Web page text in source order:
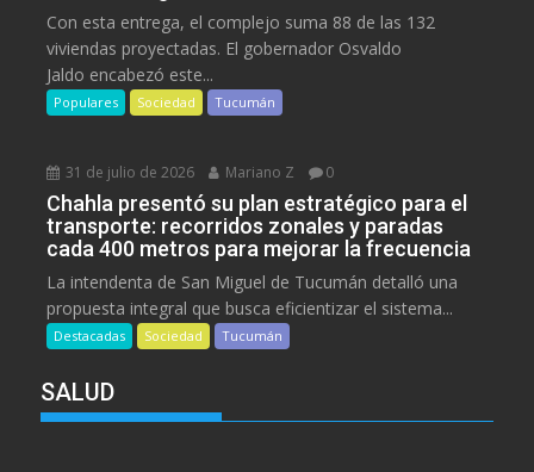
Con esta entrega, el complejo suma 88 de las 132
viviendas proyectadas. El gobernador Osvaldo
Jaldo encabezó este...
Populares Sociedad Tucumán
31 de julio de 2026 Mariano Z 0
Chahla presentó su plan estratégico para el
transporte: recorridos zonales y paradas
cada 400 metros para mejorar la frecuencia
La intendenta de San Miguel de Tucumán detalló una
propuesta integral que busca eficientizar el sistema...
Destacadas Sociedad Tucumán
SALUD